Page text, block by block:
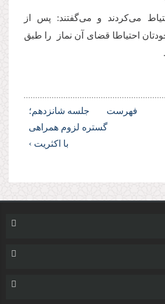
می‌کردند و می‌گفتند: پس از
احتیاطا قضای آن نماز را طبق
فهرست
جلسه شانزدهم؛
گستره لزوم همراهی
با اکثریت ›